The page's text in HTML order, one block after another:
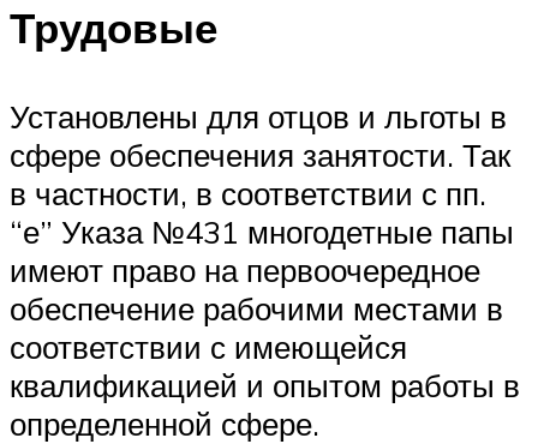
Трудовые
Установлены для отцов и льготы в
сфере обеспечения занятости. Так
в частности, в соответствии с пп.
“е” Указа №431 многодетные папы
имеют право на первоочередное
обеспечение рабочими местами в
соответствии с имеющейся
квалификацией и опытом работы в
определенной сфере.